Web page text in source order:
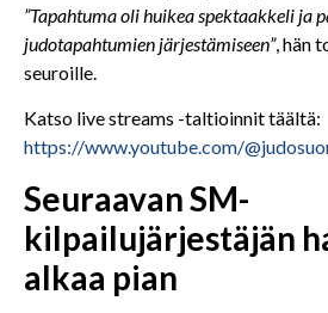
”Tapahtuma oli huikea spektaakkeli ja
judotapahtumien järjestämiseen”, hän
seuroille.
Katso live streams -taltioinnit täältä:
https://www.youtube.com/
Seuraavan SM-
kilpailujärjestäjän
alkaa pian